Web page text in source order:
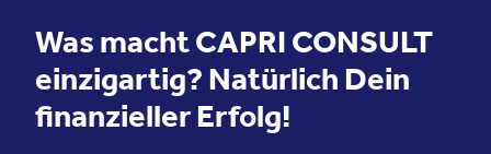
Was macht CAPRI CONSULT
einzigartig? Natürlich Dein
finanzieller Erfolg!